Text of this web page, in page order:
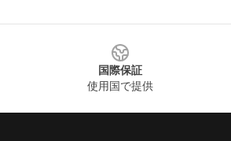
国際保証
使用国で提供